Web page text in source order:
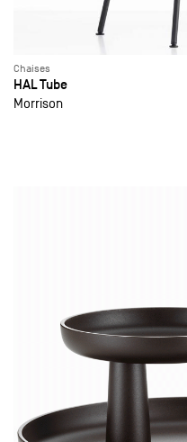
Chaises
HAL Tube
Morrison